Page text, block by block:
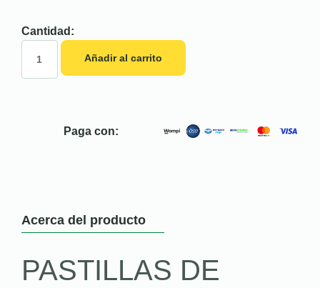
Cantidad:
Añadir al carrito
Paga con:
Acerca del producto
PASTILLAS DE